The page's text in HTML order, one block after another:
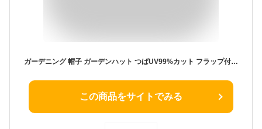
ガーデニング 帽子 ガーデンハット つばUV99%カット フラップ付き 日焼け防止 熱中症対策 紫外線対策 農作業 農業 日よけ帽子 涼しい メッシュ つば広 レディース UVカット UPF50+ 園芸 自転車 洗える おしゃれ かわいい 首 カバー コットン 母の日 ギフト プレゼント 夏
この商品をサイトでみる